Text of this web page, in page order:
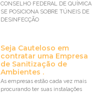
CONSELHO FEDERAL DE QUÍMICA
SE POSICIONA SOBRE TÚNEIS DE
DESINFECÇÃO
Seja Cauteloso em
contratar uma Empresa
de Sanitização de
Ambientes .
As empresas estão cada vez mais
procurando ter suas instalações